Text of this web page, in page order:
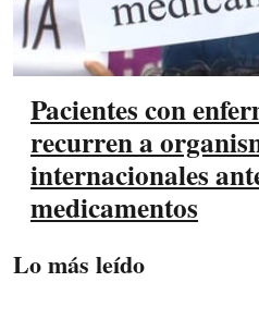
Pacientes con
recurren a
internacionales
medicamentos
Lo más leído